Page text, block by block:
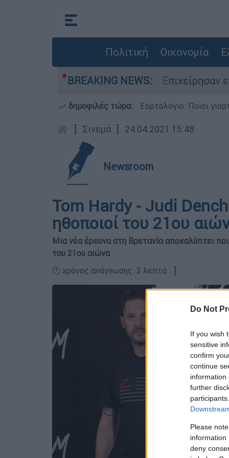
Do Not
If you wish
sensitive
confirm
continue
information
further
Please
information
deny
Πολιτική Οικονομία
BREAKING NEWS:
στο Μουζάκι Ηλείας - Επιχείρησαν εννέα
δημοφιλές τώρα: Εορτολόγιο: Ποιοι
┋ Σινεμά ┋ 24.04.2021 15:48
Newsroom
Tom Hardy - Judi
ηθοποιοί του 21ου
Μια νέα έρευνα στη Βρετανία αποκαλύπτει
του 21ου αιώνα
🕛 χρόνος ανάγνωσης: 2 λεπτά ┋